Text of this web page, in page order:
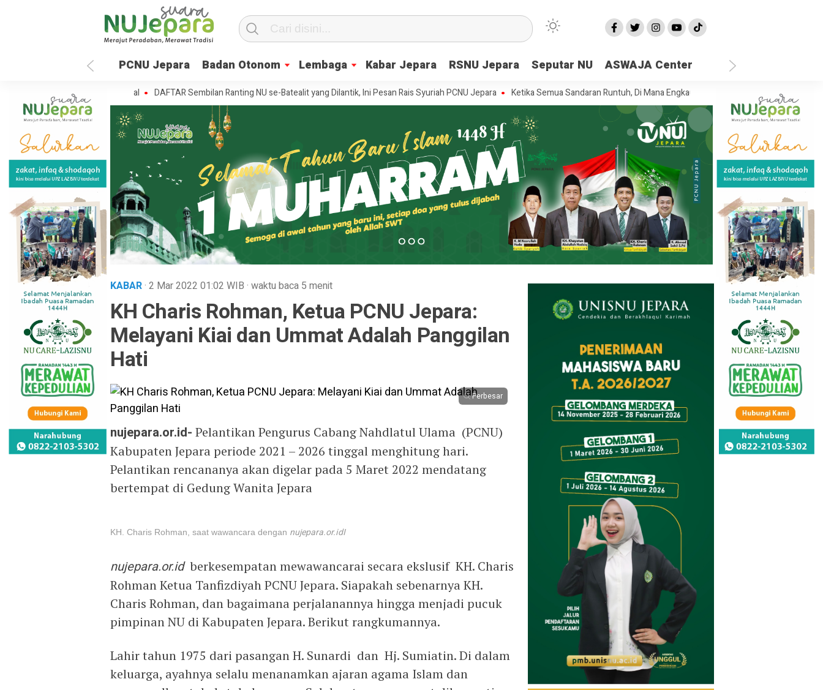
PCNU Jepara Badan Otonom Lembaga Kabar Jepara RSNU Jepara Seputar NU ASWAJA Center
Masa Depan Global DAFTAR Sembilan Ranting NU se-Batealit yang Dilantik, Ini Pesan Rais Syuriah PCNU Jepara Ketika Semua Sandaran Runtuh, Di Mana Engkau Menaruh Hatimu? Fenomena
KABAR· 2 Mar 2022 01:02 WIB · waktu baca 5 menit
KH Charis Rohman, Ketua PCNU Jepara:
Melayani Kiai dan Ummat Adalah Panggilan
Hati
Perbesar
nujepara.or.id- Pelantikan Pengurus Cabang Nahdlatul Ulama (PCNU)
Kabupaten Jepara periode 2021 – 2026 tinggal menghitung hari.
Pelantikan rencananya akan digelar pada 5 Maret 2022 mendatang
bertempat di Gedung Wanita Jepara
KH. Charis Rohman, saat wawancara dengan nujepara.or.idI
nujepara.or.id berkesempatan mewawancarai secara ekslusif KH. Charis
Rohman Ketua Tanfizdiyah PCNU Jepara. Siapakah sebenarnya KH.
Charis Rohman, dan bagaimana perjalanannya hingga menjadi pucuk
pimpinan NU di Kabupaten Jepara. Berikut rangkumannya.
Lahir tahun 1975 dari pasangan H. Sunardi dan Hj. Sumiatin. Di dalam
keluarga, ayahnya selalu menanamkan ajaran agama Islam dan